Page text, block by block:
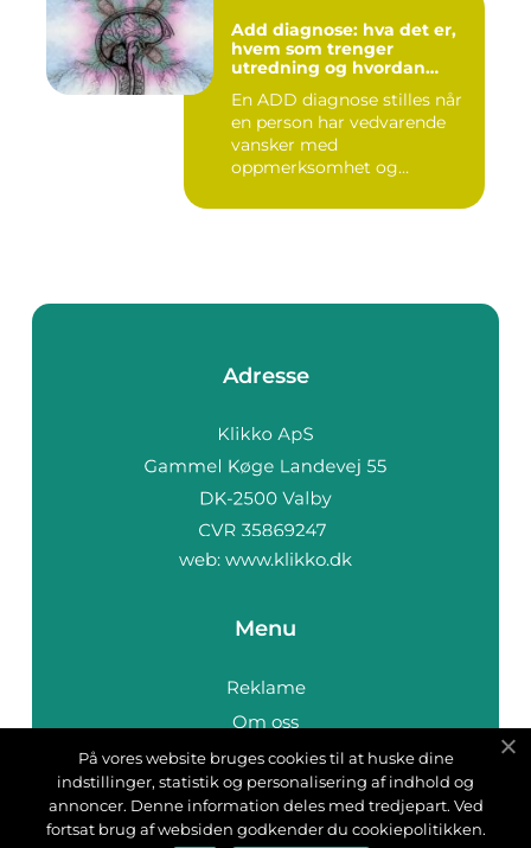
Add diagnose: hva det er,
hvem som trenger
utredning og hvordan
En ADD diagnose stilles når
en person har vedvarende
vansker med
oppmerksomhet og
Adresse
web: www.klikko.dk
Menu
Reklame
Om oss
Cookies
Kontakt Oss
Sitemap
På vores website bruges cookies til at huske dine
indstillinger, statistik og personalisering af indhold og
annoncer. Denne information deles med tredjepart. Ved
fortsat brug af websiden godkender du cookiepolitikken.